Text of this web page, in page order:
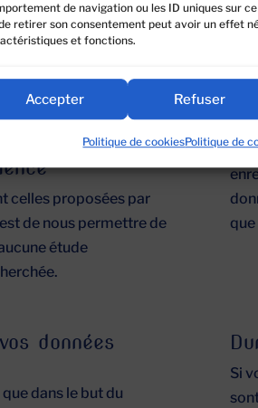
de navigation ou les ID uniques sur
retirer son consentement peut avoir un effet
et fonctions.
Accepter Refuser
Politique de cookiesPolitique de
sur vous, utiliser des
suivre vos interactions
d’un compte
celles proposées par
de nous permettre de
étude
et
En
données
dans le but du
Si